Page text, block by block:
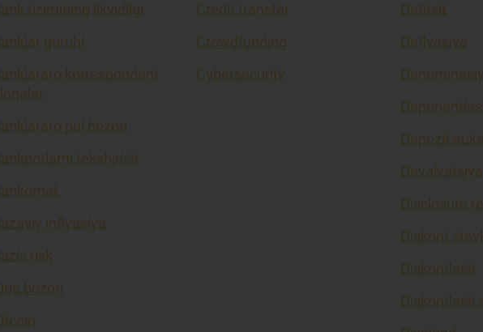
tizimining likvidligi
guruhi
korrespondent
pul bozori
tekshirish
inflyasiya
risk
bozori
Credit transfer
Crowdfunding
Cybersecurity
Defitsit
Deflyasiya
Depozit
Devalvatsiya
Disclosure
Diskont
Diskontlash
Diskontlash